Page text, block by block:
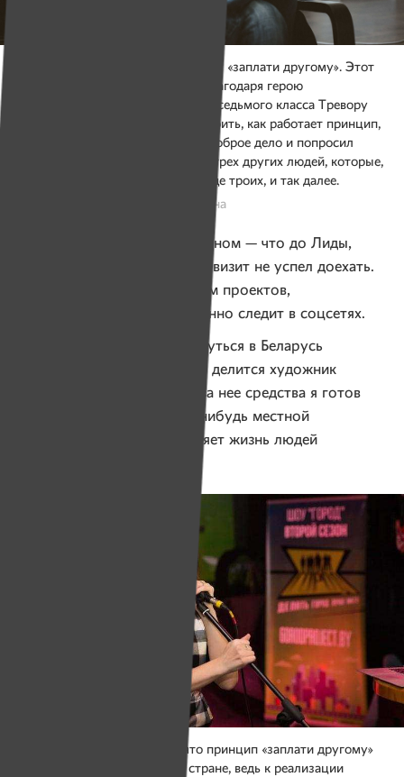
Билл Форестер живет по принципу «заплати другому». Этот
принцип стал широко известен благодаря герою
одноименного фильма — ученику седьмого класса Тревору
МакКинни. Мальчик решил проверить, как работает принцип,
начав цепочку добра. Он сделал доброе дело и попросил
человека отблагодарить не его, а трех других людей, которые,
в свою очередь, отблагодарили еще троих, и так далее.
Фото: Александр Васюкович, Имена
Сожалеет Билл только об одном — что до Лиды,
Молодечно и Гродно в этот визит не успел доехать.
Но говорит, что за развитием проектов,
которые поддержал, постоянно следит в соцсетях.
— У меня есть желание вернуться в Беларусь
с собственной выставкой, — делится художник
планами. — А вырученные за нее средства я готов
отдать в поддержку какой-нибудь местной
инициативы, которая изменяет жизнь людей
Надежда Илькевич говорит, что принцип «заплати другому»
начинает работать и в нашей стране, ведь к реализации